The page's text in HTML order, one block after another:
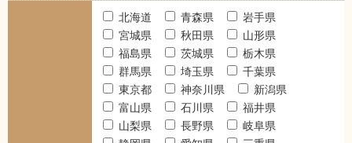
北海道 青森県
岩手県
宮城県
秋田県
山形県
福島県
茨城県
栃木県
群馬県
埼玉県
千葉県
東京都
神奈川県
新潟県
富山県
石川県
福井県
山梨県
長野県
岐阜県